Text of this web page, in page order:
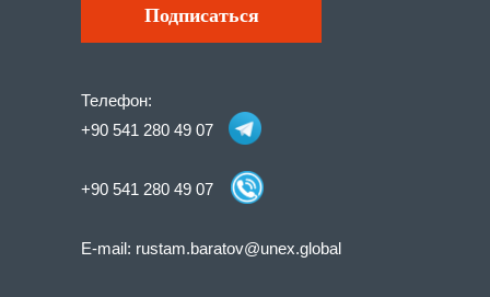
Подписаться
Телефон:
+90 541 280 49 07
+90 541 280 49 07
E-mail: rustam.baratov@unex.global